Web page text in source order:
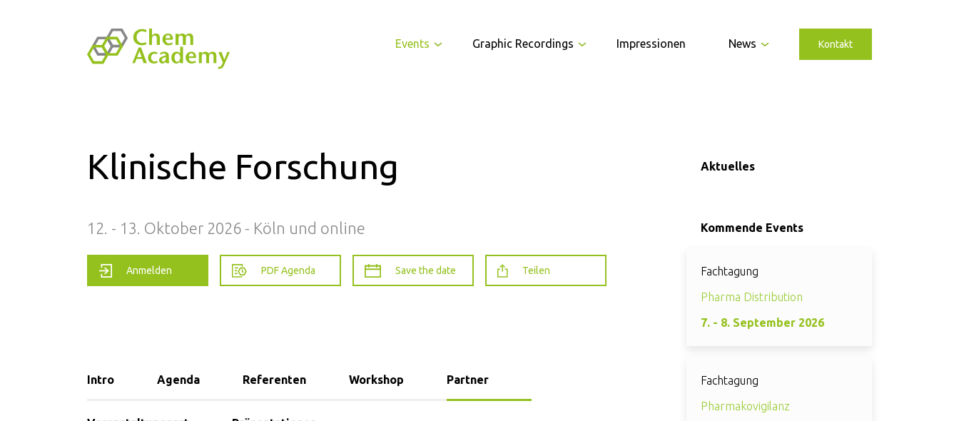
Events Graphic Recordings Impressionen News Kontakt
Klinische Forschung
12. - 13. Oktober 2026 - Köln und online
Anmelden PDF Agenda Save the date Teilen
Intro Agenda Referenten Workshop Partner
Aktuelles
Kommende Events
Fachtagung
Pharma Distribution
7. - 8. September 2026
Fachtagung
Pharmakovigilanz